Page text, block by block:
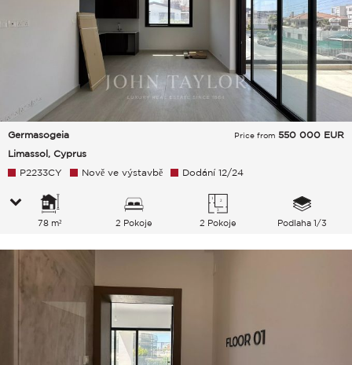
Germasogeia
Limassol, Cyprus
Price from 550 000 EUR
P2233CY Nově ve výstavbě Dodání 12/24
78 m² 2 Pokoje 2 Pokoje Podlaha 1/3